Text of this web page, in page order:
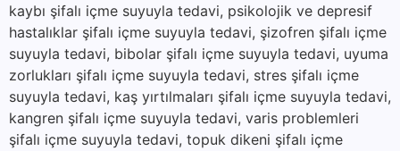
kaybı şifalı içme suyuyla tedavi, psikolojik ve depresif
hastalıklar şifalı içme suyuyla tedavi, şizofren şifalı içme
suyuyla tedavi, bibolar şifalı içme suyuyla tedavi, uyuma
zorlukları şifalı içme suyuyla tedavi, stres şifalı içme
suyuyla tedavi, kaş yırtılmaları şifalı içme suyuyla tedavi,
kangren şifalı içme suyuyla tedavi, varis problemleri
şifalı içme suyuyla tedavi, topuk dikeni şifalı içme